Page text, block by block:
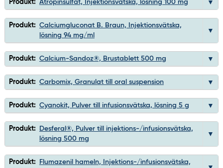
Produkt: Atropinsulfat, Injektionsvätska, lösning 100 mg
Produkt: Calciumgluconat B. Braun, Injektionsvätska,
lösning 94 mg/ml
Produkt: Calcium-Sandoz®, Brustablett 500 mg
Produkt: Carbomix, Granulat till oral suspension
Produkt: Cyanokit, Pulver till infusionsvätska, lösning 5 g
Produkt:
Desferal®, Pulver till injektions-/infusionsvätska,
lösning 500 mg
Produkt:
Flumazenil hameln, Injektions-/infusionsvätska,